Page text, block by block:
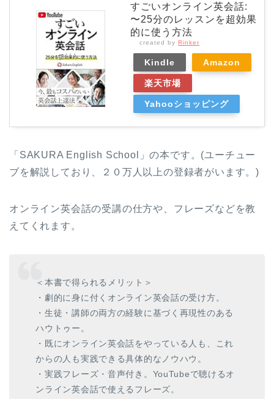
すごいオンライン英会話:
〜25分のレッスンを超効果
的に使う方法
created by Rinker
Kindle Amazon
楽天市場
Yahooショッピング
「SAKURA English School」の本です。(ユーチュー
ブを解説しており、２０万人以上の登録者がいます。)
オンライン英会話の受講の仕方や、フレーズなどを教
えてくれます。
＜本書で得られるメリット＞
・劇的に身に付くオンライン英会話の受け方。
・生徒・講師の両方の経験に基づく再現性のある
ハウトゥー。
・既にオンライン英会話をやっている人も、これ
からの人も実践できる具体的なノウハウ。
・実践フレーズ・音声付き。YouTubeで聴けるオ
ンライン英会話で使えるフレーズ。